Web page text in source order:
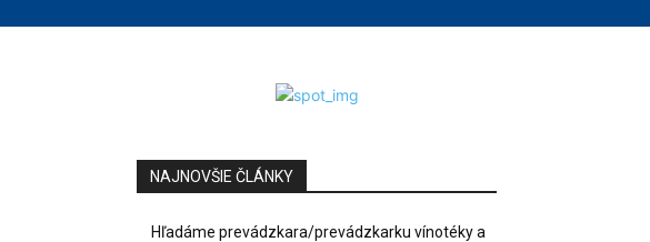
NAJNOVŠIE ČLÁNKY
Hľadáme prevádzkara/prevádzkarku vínotéky a